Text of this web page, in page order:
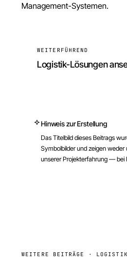
Management-Systemen.
WEITERFÜHREND
Logistik-Lösungen
Hinweis zur Erstellung
Das Titelbild dieses Beitrags
Symbolbilder und zeigen
unserer Projekterfahrung — bei
WEITERE BEITRÄGE · LOGISTIK